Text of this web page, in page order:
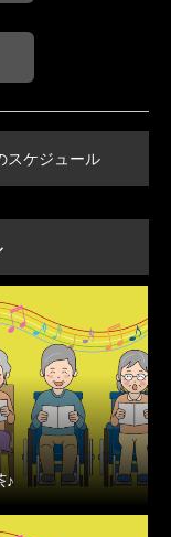
スケジュール
♪